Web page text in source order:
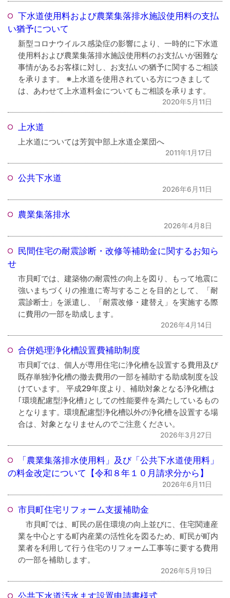
下水道使用料および農業集落排水施設使用料の支払
い猶予について
新型コロナウイルス感染症の影響により、一時的に下水道
使用料および農業集落排水施設使用料のお支払いが困難な
事情があるお客様に対し、お支払いの猶予に関するご相談
を承ります。 ※上水道を使用されている方につきまして
は、あわせて上水道料金についてもご相談を承ります。
2020年5月11日
上水道
上水道については芳賀中部上水道企業団へ
2011年1月17日
公共下水道
2026年6月11日
農業集落排水
2026年4月8日
民間住宅の耐震診断・改修等補助金に関するお知ら
せ
市貝町では、建築物の耐震性の向上を図り、もって地震に
強いまちづくりの推進に寄与することを目的として、「耐
震診断士」を派遣し、「耐震改修・建替え」を実施する際
に費用の一部を助成します。
2026年4月14日
合併処理浄化槽設置費補助制度
市貝町では、個人が専用住宅に浄化槽を設置する費用及び
既存単独浄化槽の撤去費用の一部を補助する助成制度を設
けています。 平成29年度より、補助対象となる浄化槽は
｢環境配慮型浄化槽｣としての性能要件を満たしているもの
となります。環境配慮型浄化槽以外の浄化槽を設置する場
合は、対象となりませんのでご注意ください。
2026年3月27日
「農業集落排水使用料」及び「公共下水道使用料」
の料金改定について【令和８年１０月請求分から】
2026年6月11日
市貝町住宅リフォーム支援補助金
市貝町では、町民の居住環境の向上並びに、住宅関連産
業を中心とする町内産業の活性化を図るため、町民が町内
業者を利用して行う住宅のリフォーム工事等に要する費用
の一部を補助します。
2026年5月19日
公共下水道汚水ます設置申請書様式